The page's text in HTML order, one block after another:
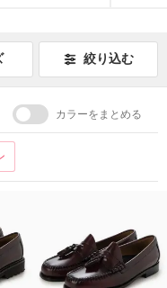
絞り込む
カラーをまとめる